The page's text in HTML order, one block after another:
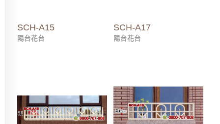
SCH-A15
陽台花台
SCH-A17
陽台花台